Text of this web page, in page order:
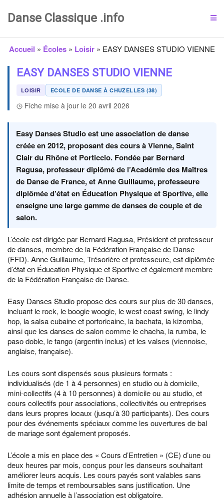
Danse Classique .info
Accueil » Écoles » Loisir » EASY DANSES STUDIO VIENNE
EASY DANSES STUDIO VIENNE
LOISIR ECOLE DE DANSE À CHUZELLES (38)
Fiche mise à jour le 20 avril 2026
Easy Danses Studio est une association de danse
créée en 2012, proposant des cours à Vienne, Saint
Clair du Rhône et Porticcio. Fondée par Bernard
Ragusa, professeur diplômé de l’Académie des Maîtres
de Danse de France, et Anne Guillaume, professeure
diplômée d’état en Éducation Physique et Sportive, elle
enseigne une large gamme de danses de couple et de
salon.
L’école est dirigée par Bernard Ragusa, Président et professeur
de danses, membre de la Fédération Française de Danse
(FFD). Anne Guillaume, Trésorière et professeure, est diplômée
d’état en Éducation Physique et Sportive et également membre
de la Fédération Française de Danse.
Easy Danses Studio propose des cours sur plus de 30 danses,
incluant le rock, le boogie woogie, le west coast swing, le lindy
hop, la salsa cubaine et portoricaine, la bachata, la kizomba,
ainsi que les danses de salon comme le chacha, la rumba, le
paso doble, le tango (argentin inclus) et les valses (viennoise,
anglaise, française).
Les cours sont dispensés sous plusieurs formats :
individualisés (de 1 à 4 personnes) en studio ou à domicile,
mini-collectifs (4 à 10 personnes) à domicile ou au studio, et
cours collectifs pour associations, collectivités ou entreprises
dans leurs propres locaux (jusqu’à 30 participants). Des cours
pour des événements spéciaux comme les ouvertures de bal
de mariage sont également proposés.
L’école a mis en place des « Cours d’Entretien » (CE) d’une ou
deux heures par mois, conçus pour les danseurs souhaitant
améliorer leurs acquis. Les cours payés sont valables sans
limite de temps et remboursables sans justification. Une
adhésion annuelle à l’association est obligatoire.